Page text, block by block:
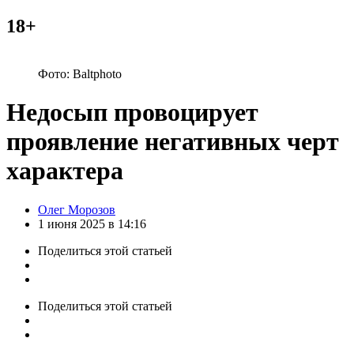
18+
Фото: Baltphoto
Недосып провоцирует
проявление негативных черт
характера
Posted
by
Олег Морозов
1 июня 2025 в 14:16
Поделиться этой статьей
Поделиться этой статьей